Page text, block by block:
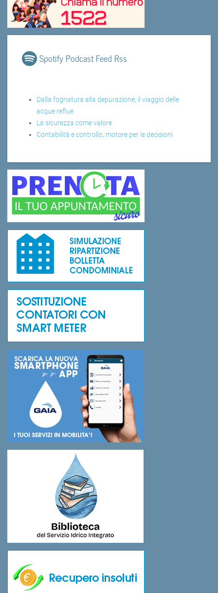
Spotify Podcast Feed Rss
Dalla fognatura alla depurazione, il viaggio delle
acque reflue
La sicurezza come valore
Contabilità e controllo, motore per le decisioni